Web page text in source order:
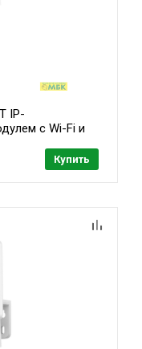
IP-
с Wi-Fi и
3Мп CMOS, ИК
Купить